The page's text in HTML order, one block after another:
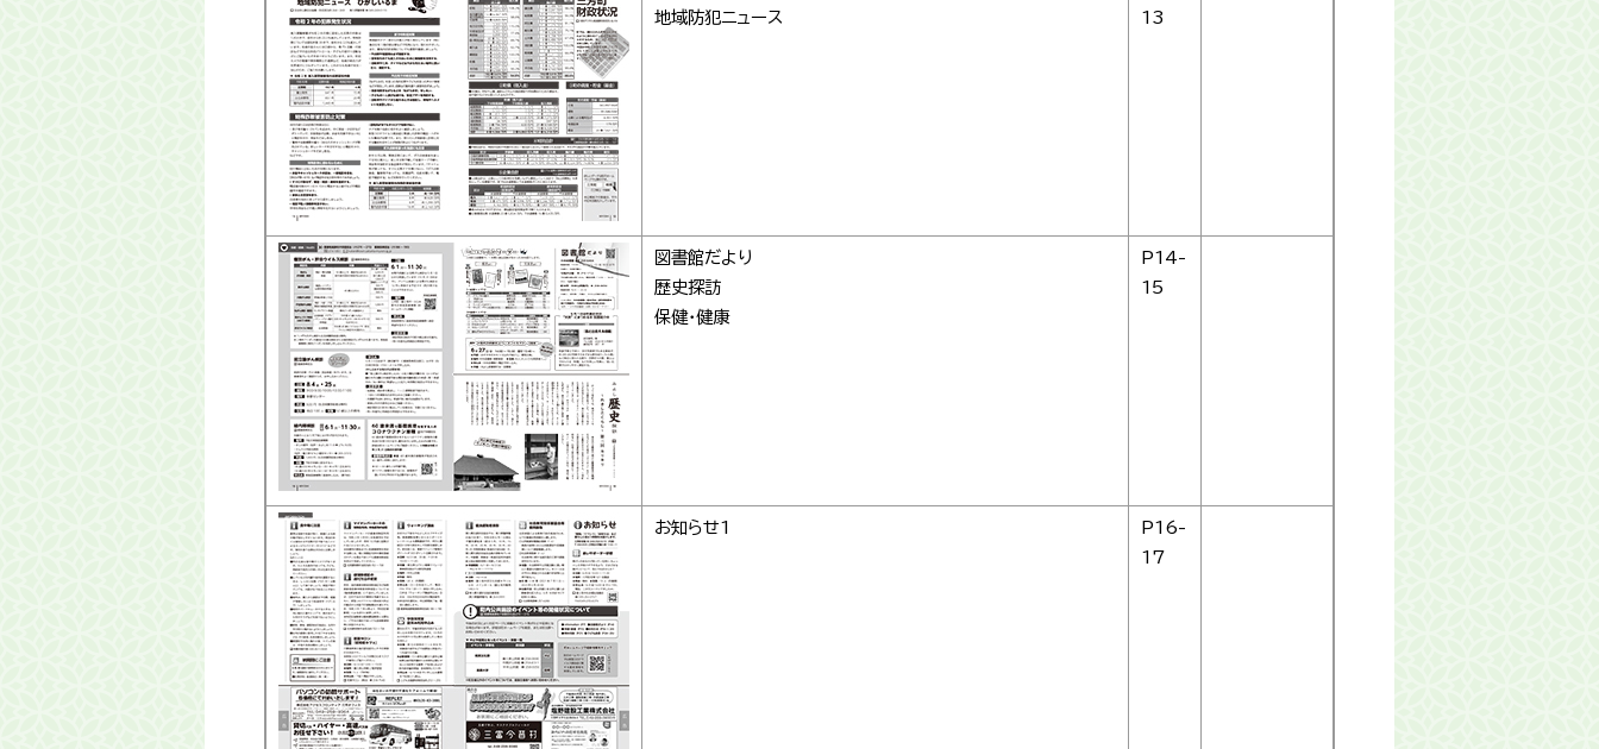
地域防犯ニュース
13
図書館だより
歴史探訪
保健・健康
P14-
15
お知らせ1
P16-
17